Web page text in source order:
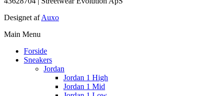
Designet afAuxo
Main Menu
Forside
Sneakers
Jordan
Jordan 1 High
Jordan 1 Mid